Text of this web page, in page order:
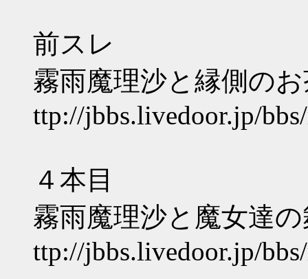
前スレ
霧雨魔理沙と縁側の
ttp://jbbs.livedoor.jp/
４本目
霧雨魔理沙と魔女達
ttp://jbbs.livedoor.jp/